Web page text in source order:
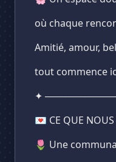
où chaque
Amitié, amour,
tout commence
✦
💌 CE QUE NOUS
🌷 Une